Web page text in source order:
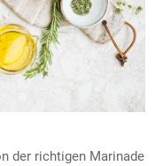
der richtigen Marinade